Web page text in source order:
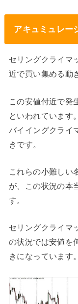
アキュミュレー
セリングクライマ
近で買い集める動
この安値付近で発
といわれています。
バイイングクライ
きです。
これらの小難しい
が、この状況の本
す。
セリングクライマ
の状況では安値を
きになっています。